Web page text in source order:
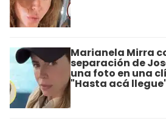
Marianela Mirra
separación de
una foto en una
"Hasta acá